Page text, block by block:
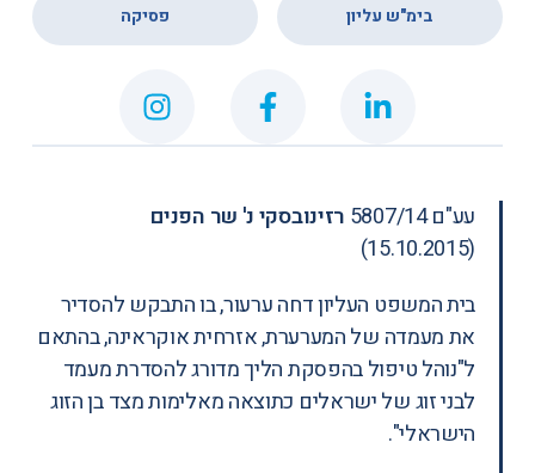
בימ"ש עליון פסיקה
עע"ם 5807/14
רזינובסקי נ' שר הפנים
(15.10.2015)
בית המשפט העליון דחה ערעור, בו התבקש להסדיר
את מעמדה של המערערת, אזרחית אוקראינה, בהתאם
ל"נוהל טיפול בהפסקת הליך מדורג להסדרת מעמד
לבני זוג של ישראלים כתוצאה מאלימות מצד בן הזוג
הישראלי".